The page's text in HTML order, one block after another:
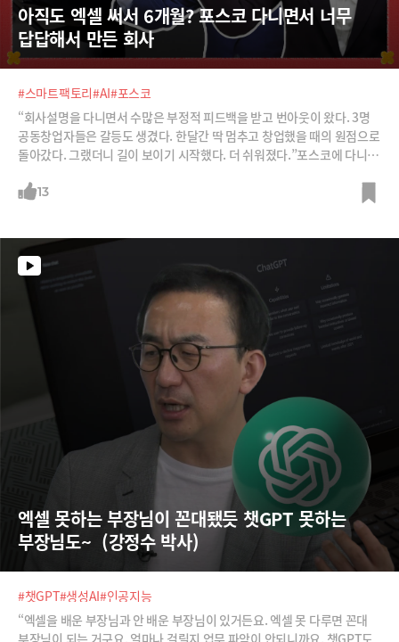
아직도 엑셀 써서 6개월? 포스코 다니면서 너무
답답해서 만든 회사
#스마트팩토리#AI#포스코
“회사설명을 다니면서 수많은 부정적 피드백을 받고 번아웃이 왔다. 3명
공동창업자들은 갈등도 생겼다. 한달간 딱 멈추고 창업했을 때의 원점으로
돌아갔다. 그랬더니 길이 보이기 시작했다. 더 쉬워졌다.”포스코에 다니면
입니다. 요즘 스타트업계에서 ‘핫’한 회사입니다.포스코에서 스마트팩토
루 만에 가능하도록 했다고 합니다.이런 AI솔루션을 개발하기까지 어떤 고
통이 있었고, 극복했는지 ‘오깡비’에서 들어보시죠.
13
엑셀 못하는 부장님이 꼰대됐듯 챗GPT 못하는
부장님도~  (강정수 박사)
#챗GPT#생성AI#인공지능
“엑셀을 배운 부장님과 안 배운 부장님이 있거든요. 엑셀 못 다루면 꼰대
부장님이 되는 거구요. 얼마나 걸릴지 업무 파악이 안되니까요. 챗GPT도